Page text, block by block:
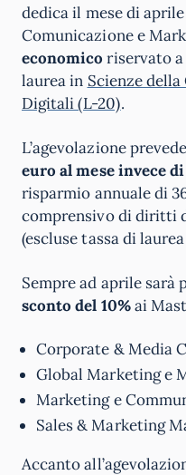
dedica il mese di
Comunicazione e
economico riservato
laurea in Scienze
Digitali (L-20).
L’agevolazione
euro al mese invece
risparmio annuale di
comprensivo di diritti
(escluse tassa di
Sempre ad aprile sarà
sconto del 10%ai
Corporate & Media
Global Marketing e
Marketing e
Sales & Marketing
Accanto